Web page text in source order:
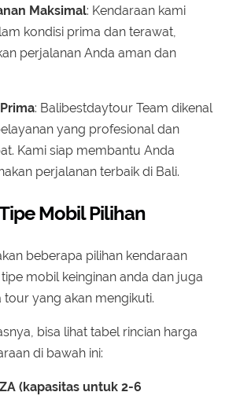
Maksimal: Kendaraan kami
kondisi prima dan terawat,
perjalanan Anda aman dan
: Balibestdaytour Team dikenal
yang profesional dan
Kami siap membantu Anda
perjalanan terbaik di Bali.
Mobil Pilihan
beberapa pilihan kendaraan
mobil keinginan anda dan juga
yang akan mengikuti.
bisa lihat tabel rincian harga
di bawah ini:
(kapasitas untuk 2-6